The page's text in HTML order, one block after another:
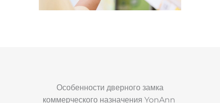
Особенности дверного замка
коммерческого назначения YonAnn